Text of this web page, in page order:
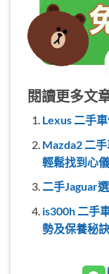
閱讀更多文
Lexus 二手
Mazda2 二
輕鬆找到心
二手Jaguar
is300h 二手
勢及保養秘訣